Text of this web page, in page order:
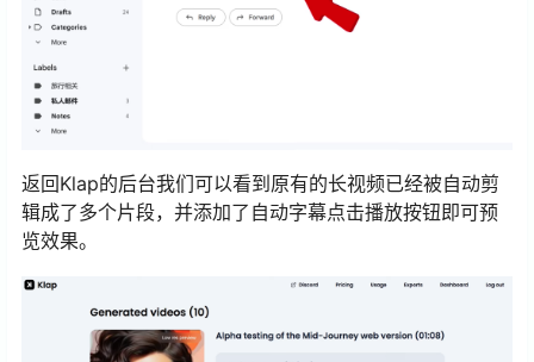
返回Klap的后台我们可以看到原有的长视频已经被自动剪
辑成了多个片段，并添加了自动字幕点击播放按钮即可预
览效果。